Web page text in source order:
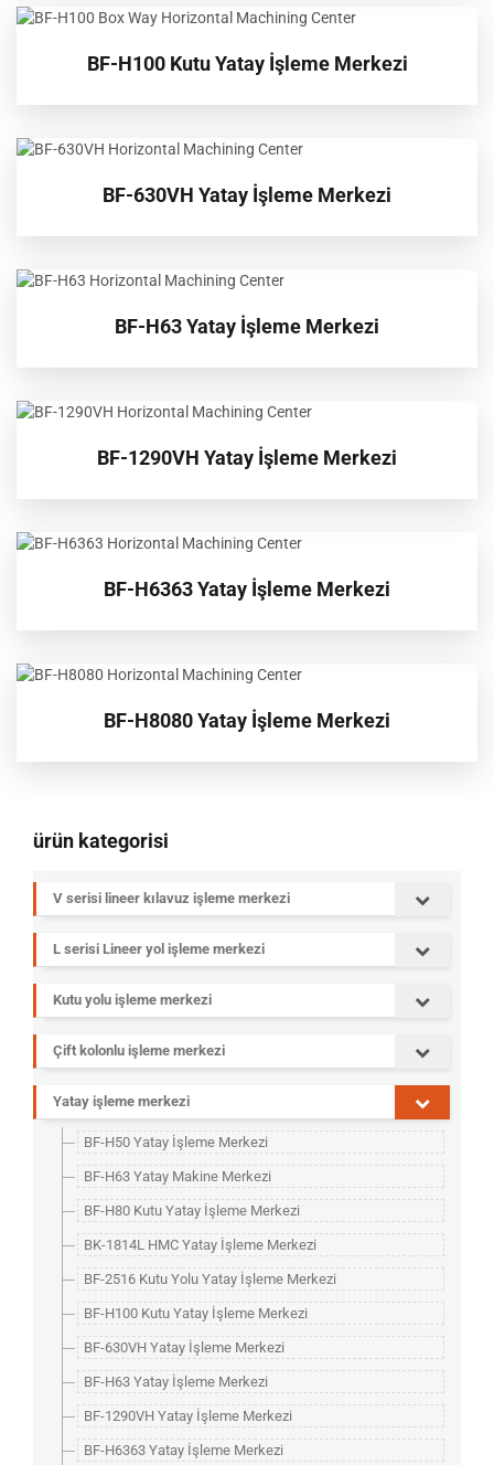
BF-H100 Kutu Yatay İşleme Merkezi
BF-630VH Yatay İşleme Merkezi
BF-H63 Yatay İşleme Merkezi
BF-1290VH Yatay İşleme Merkezi
BF-H6363 Yatay İşleme Merkezi
BF-H8080 Yatay İşleme Merkezi
ürün kategorisi
V serisi lineer kılavuz işleme merkezi
L serisi Lineer yol işleme merkezi
Kutu yolu işleme merkezi
Çift kolonlu işleme merkezi
Yatay işleme merkezi
BF-H50 Yatay İşleme Merkezi
BF-H63 Yatay Makine Merkezi
BF-H80 Kutu Yatay İşleme Merkezi
BK-1814L HMC Yatay İşleme Merkezi
BF-2516 Kutu Yolu Yatay İşleme Merkezi
BF-H100 Kutu Yatay İşleme Merkezi
BF-630VH Yatay İşleme Merkezi
BF-H63 Yatay İşleme Merkezi
BF-1290VH Yatay İşleme Merkezi
BF-H6363 Yatay İşleme Merkezi